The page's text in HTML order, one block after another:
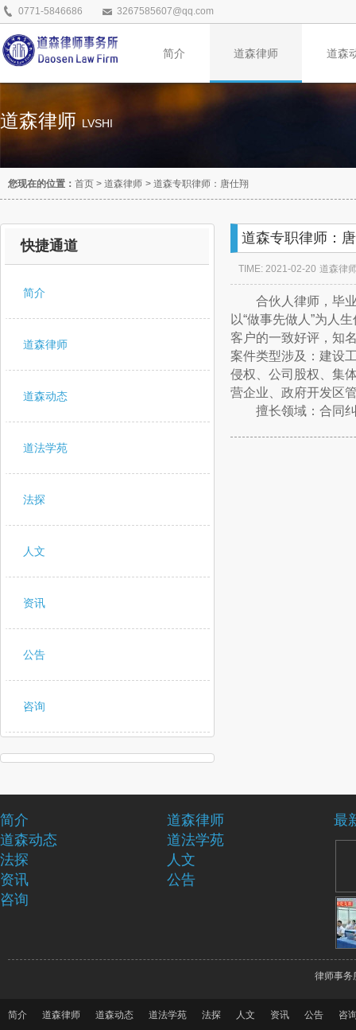
0771-5846686 3267585607@qq.com
简介 道森律师 道森
道森律师LVSHI
您现在的位置： 首页 > 道森律师 > 道森专职律师：唐仕翔
快捷通道
简介
道森律师
道森动态
道法学苑
法探
人文
资讯
公告
咨询
道森专职律师：
TIME: 2021-02-20 道森律
合伙人律师，毕业
以“做事先做人”为人
客户的一致好评，知
案件类型涉及：建设
侵权、公司股权、集
营企业、政府开发区
擅长领域：合同纠
简介
道森律师
道森动态
道法学苑
法探
人文
资讯
公告
咨询
最
律师事务
简介 道森律师 道森动态 道法学苑 法探 人文 资讯 公告
咨